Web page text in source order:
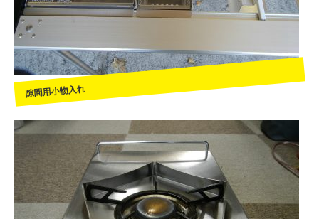
隙間用小物入れ